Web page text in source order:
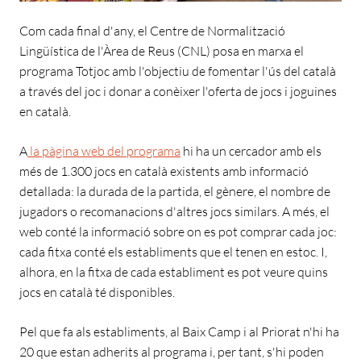
Com cada final d'any, el Centre de Normalització
Lingüística de l'Àrea de Reus (CNL) posa en marxa el
programa Totjoc amb l'objectiu de fomentar l'ús del català
a través del joc i donar a conèixer l'oferta de jocs i joguines
en català.
A la pàgina web del programa hi ha un cercador amb els
més de 1.300 jocs en català existents amb informació
detallada: la durada de la partida, el gènere, el nombre de
jugadors o recomanacions d'altres jocs similars. A més, el
web conté la informació sobre on es pot comprar cada joc:
cada fitxa conté els establiments que el tenen en estoc. I,
alhora, en la fitxa de cada establiment es pot veure quins
jocs en català té disponibles.
Pel que fa als establiments, al Baix Camp i al Priorat n'hi ha
20 que estan adherits al programa i, per tant, s'hi poden